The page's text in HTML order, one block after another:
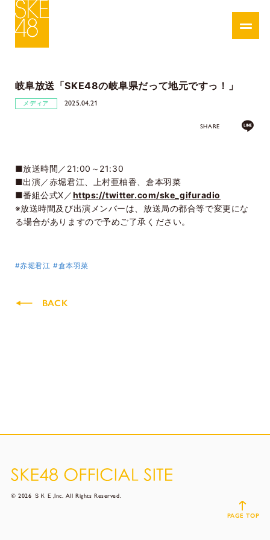
岐阜放送「SKE48の岐阜県だって地元ですっ！」
メディア 2025.04.21
SHARE
■放送時間／21:00～21:30
■出演／赤堀君江、上村亜柚香、倉本羽菜
■番組公式X／https://twitter.com/ske_gifuradio
※放送時間及び出演メンバーは、放送局の都合等で変更にな
る場合がありますので予めご了承ください。
#赤堀君江 #倉本羽菜
BACK
© 2026 ＳＫＥ,Inc. All Rights Reserved.
PAGE TOP